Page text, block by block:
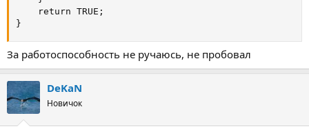
}
За работоспособность не ручаюсь, не пробовал
DeKaN
Новичок